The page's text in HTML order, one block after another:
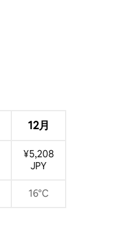
12月
¥5,208
JPY
16°C